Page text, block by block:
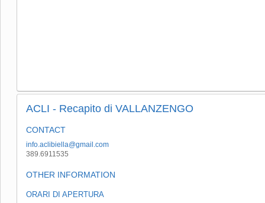
ACLI - Recapito di VALLANZENGO
CONTACT
info.aclibiella@gmail.com
389.6911535
OTHER INFORMATION
ORARI DI APERTURA